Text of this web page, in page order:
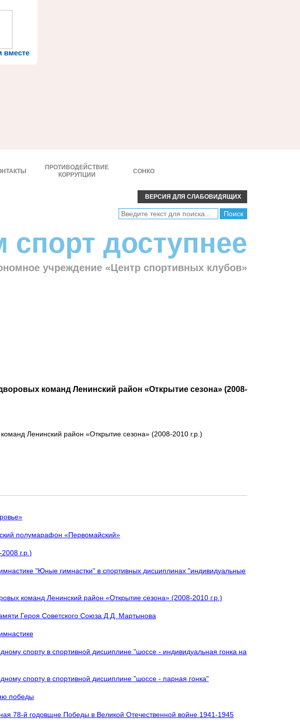
вместе
ПРОТИВОДЕЙСТВИЕ
КОРРУПЦИИ
СОНКО
ВЕРСИЯ ДЛЯ СЛАБОВИДЯЩИХ
доступнее
учреждение «Центр спортивных клубов»
команд Ленинский район «Открытие сезона» (2008-
Ленинский район «Открытие сезона» (2008-2010 г.р.)
полумарафон «Первомайский»
г.р.)
"Юные гимнастки" в спортивных дисциплинах "индивидуальные
команд Ленинский район «Открытие сезона» (2008-2010 г.р.)
Героя Советского Союза Д.Д. Мартынова
спорту в спортивной дисциплине "шоссе - индивидуальная гонка на
спорту в спортивной дисциплине "шоссе - парная гонка"
победы
78-й годовщне Победы в Великой Отечественной войне 1941-1945